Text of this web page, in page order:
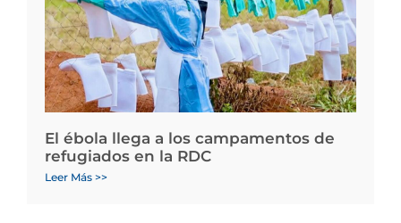
El ébola llega a los campamentos de
refugiados en la RDC
Leer Más >>